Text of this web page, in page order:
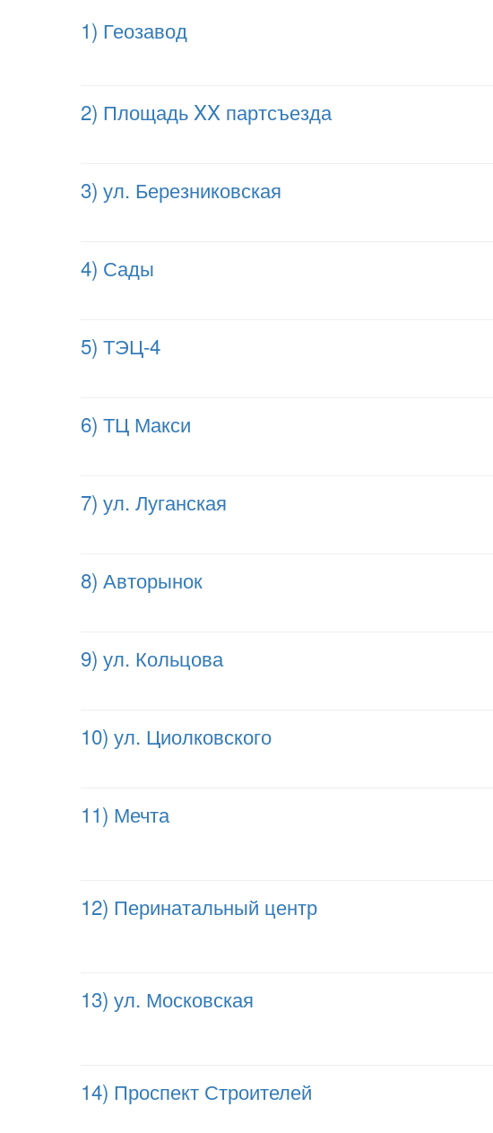
1) Геозавод
2) Площадь XX партсъезда
3) ул. Березниковская
4) Сады
5) ТЭЦ-4
6) ТЦ Макси
7) ул. Луганская
8) Авторынок
9) ул. Кольцова
10) ул. Циолковского
11) Мечта
12) Перинатальный центр
13) ул. Московская
14) Проспект Строителей